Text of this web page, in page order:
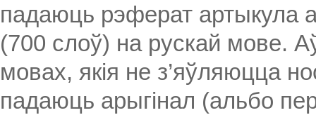
падаюць рэферат артыкула
(700 слоў) на рускай мове.
мовах, якія не з’яўляюцца
падаюць арыгінал (альбо